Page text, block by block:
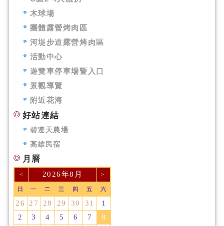
木球場
團體露營烤肉區
河堤步道露營烤肉區
活動中心
遊覽車停車場暨入口
景觀導覽
附近花海
好站連結
碧連天農場
高雄民宿
月曆
< 2026年8月 >
日 一 二 三 四 五 六
26 27 28 29 30 31
1
2
3 4 5 6 7
8